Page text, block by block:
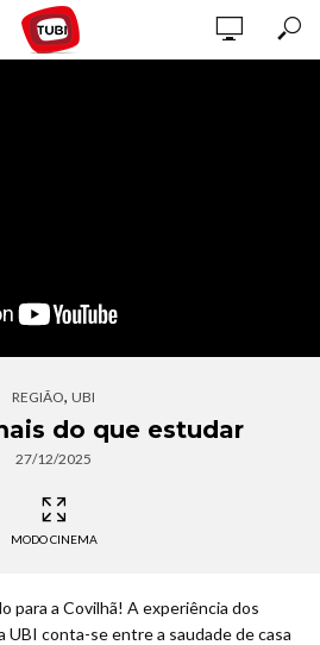
REGIÃO, UBI
do que estudar
27/12/2025
MODO CINEMA
para a Covilhã! A experiência dos
UBI conta-se entre a saudade de casa